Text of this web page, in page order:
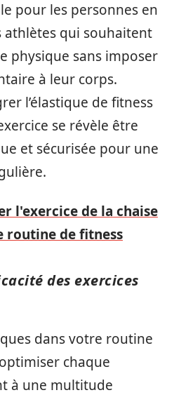
pour les personnes en
qui souhaitent
physique sans imposer
à leur corps.
l’élastique de fitness
se révèle être
et sécurisée pour une
l'exercice de la chaise
routine de fitness
des exercices
dans votre routine
chaque
à une multitude